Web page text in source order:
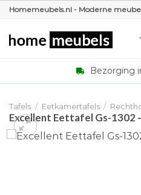
Ga
inhoud
Homemeubels.nl - Moderne
Bezorging
Tafels / Eetkamertafels /
Excellent Eettafel Gs-1302